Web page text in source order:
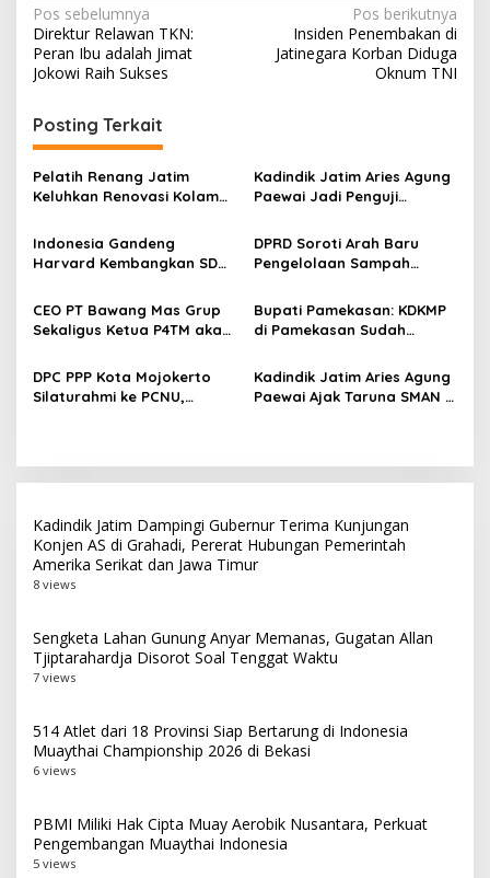
N
a
v
i
g
a
s
i
p
s
Pos sebelumnya
Direktur Relawan TKN:
Peran Ibu adalah Jimat
Jokowi Raih Sukses
Pos berikutnya
Insiden Penembakan di
Jatinegara Korban Diduga
Oknum TNI
Posting Terkait
Pelatih Renang Jatim
Keluhkan Renovasi Kolam
Persiapan Menuju PON 2028
Terganggu
Kadindik Jatim Aries Agung
Paewai Jadi Penguji
Tingkat II 2026, Tekankan
Inovasi Berdampak bagi
Masyarakat
Indonesia Gandeng
Harvard Kembangkan SDM
Dunia
DPRD Soroti Arah Baru
Pengelolaan Sampah
TPA Benowo
CEO PT Bawang Mas Grup
Sekaligus Ketua P4TM akan
Tembakau di Madura
Bupati Pamekasan: KDKMP
di Pamekasan Sudah
Selesai Akhir Juli 2026
DPC PPP Kota Mojokerto
Silaturahmi ke PCNU,
Kadindik Jatim Aries Agung
Paewai Ajak Taruna SMAN 2
Kadindik Jatim Dampingi Gubernur Terima Kunjungan
Konjen AS di Grahadi, Pererat Hubungan Pemerintah
Amerika Serikat dan Jawa Timur
8 views
Sengketa Lahan Gunung Anyar Memanas, Gugatan Allan
Tjiptarahardja Disorot Soal Tenggat Waktu
7 views
514 Atlet dari 18 Provinsi Siap Bertarung di Indonesia
Muaythai Championship 2026 di Bekasi
6 views
PBMI Miliki Hak Cipta Muay Aerobik Nusantara, Perkuat
Pengembangan Muaythai Indonesia
5 views